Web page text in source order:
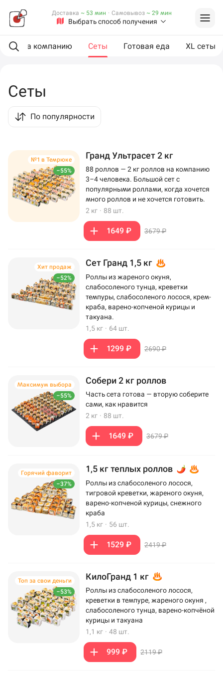
Выбрать способ получения
Доставка ~ 53 мин · Самовывоз ~ 29 мин
На компанию Сеты Готовая еда XL сеты
Сеты
По популярности
–55%
№1 в Темрюке Гранд Ультрасет 2 кг
88 роллов — 2 кг роллов на компанию
3–4 человека. Большой сет с
популярными роллами, когда хочется
много роллов и не хочется готовить.
2 кг · 88 шт.
1649 ₽ 3679 ₽
–52%
Хит продаж Сет Гранд 1,5 кг
Роллы из жареного окуня,
слабосоленого тунца, креветки
темпуры, слабосоленого лосося, крем-
краба, варено-копченой курицы и
такуана.
1,5 кг · 64 шт.
1299 ₽ 2690 ₽
–55%
Максимум выбора Собери 2 кг роллов
Часть сета готова — вторую соберите
сами, как нравится
2 кг · 88 шт.
1649 ₽ 3679 ₽
–37%
Горячий фаворит 1,5 кг теплых роллов
Роллы из слабосоленого лосося,
тигровой креветки, жареного окуня,
варено-копченой курицы, снежного
краба
1,5 кг · 56 шт.
1529 ₽ 2419 ₽
–53%
Топ за свои деньги КилоГранд 1 кг
Роллы из слабосоленого лосося,
креветки в темпуре, жареного окуня ,
слабосоленого тунца, варено-копчёной
курицы и такуана
1,1 кг · 48 шт.
999 ₽ 2119 ₽